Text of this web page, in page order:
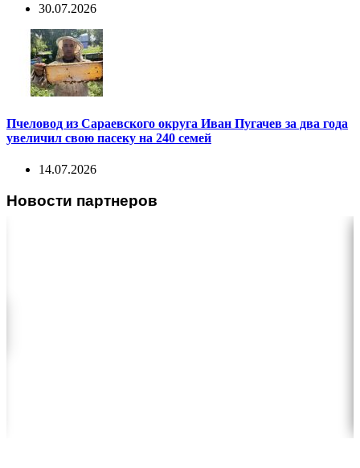
30.07.2026
Пчеловод из Сараевского округа Иван Пугачев за два года
увеличил свою пасеку на 240 семей
14.07.2026
Новости партнеров